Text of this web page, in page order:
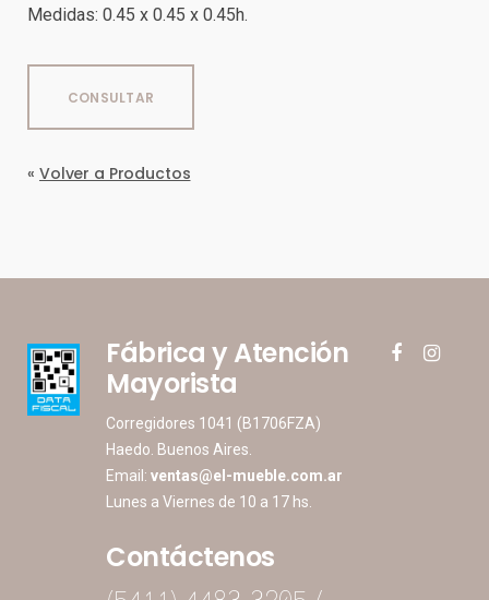
Medidas: 0.45 x 0.45 x 0.45h.
CONSULTAR
« Volver a Productos
Fábrica y Atención
Mayorista
Corregidores 1041 (B1706FZA)
Haedo. Buenos Aires.
Email: ventas@el-mueble.com.ar
Lunes a Viernes de 10 a 17 hs.
Contáctenos
facebookinstagram